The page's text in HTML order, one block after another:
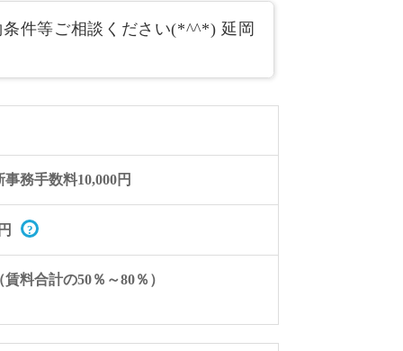
件等ご相談ください(*^^*) 延岡
務手数料10,000円
料合計の50％～80％）